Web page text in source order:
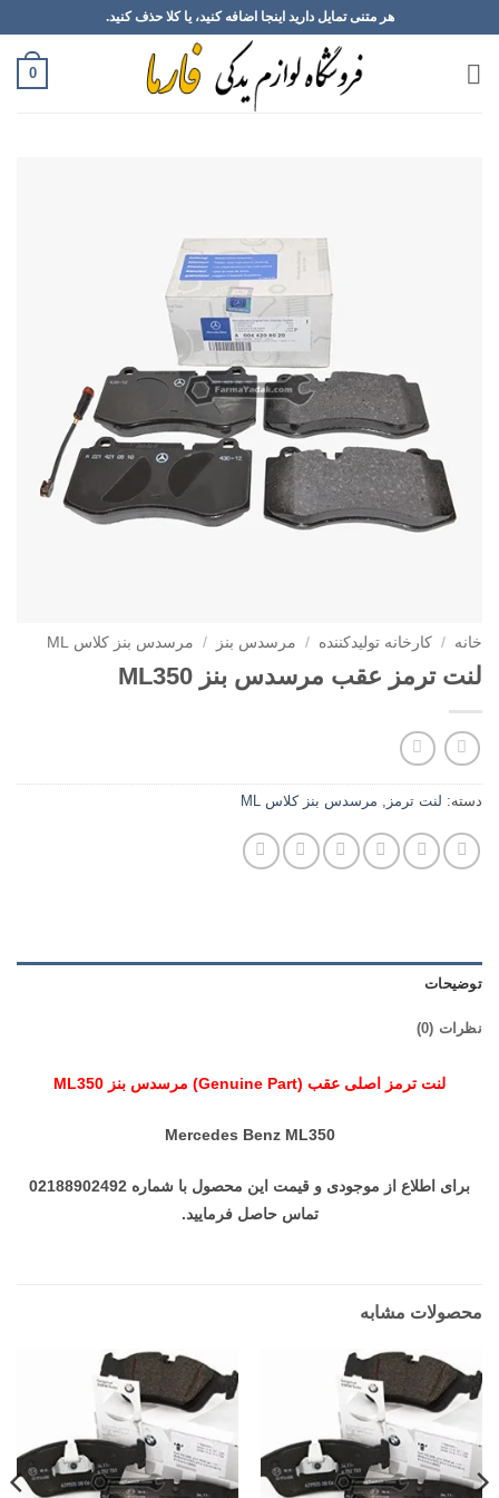
to
content
هر متنی تمایل دارید اینجا اضافه کنید، یا کلا حذف کنید.
0
خانه / کارخانه تولیدکننده / مرسدس بنز / مرسدس بنز کلاس ML
لنت ترمز عقب مرسدس بنز ML350
دسته: لنت ترمز , مرسدس بنز کلاس ML
توضیحات
نظرات (0)
لنت ترمز اصلی عقب (Genuine Part) مرسدس بنز ML350
Mercedes Benz ML350
برای اطلاع از موجودی و قیمت این محصول با شماره 02188902492
تماس حاصل فرمایید.
محصولات مشابه